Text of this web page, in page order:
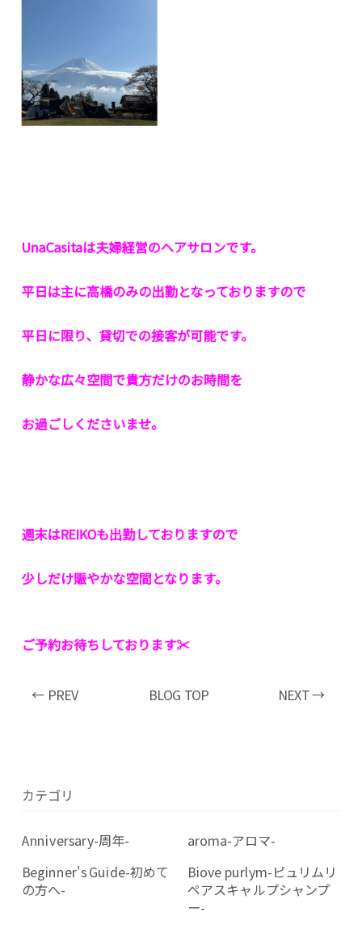
UnaCasitaは夫婦経営のヘアサロンです。
平日は主に高橋のみの出勤となっておりますので
平日に限り、貸切での接客が可能です。
静かな広々空間で貴方だけのお時間を
お過ごしくださいませ。
週末はREIKOも出勤しておりますので
少しだけ賑やかな空間となります。
ご予約お待ちしております✂︎
← PREV BLOG TOP NEXT →
カテゴリ
Anniversary-周年-
aroma-アロマ-
Beginner's Guide-初めて
の方へ-
Biove purlym-ピュリムリ
ペアスキャルプシャンプ
ー-